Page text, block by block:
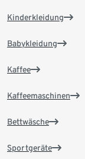
Kinderkleidung
Babykleidung
Kaffee
Kaffeemaschinen
Bettwäsche
Sportgeräte